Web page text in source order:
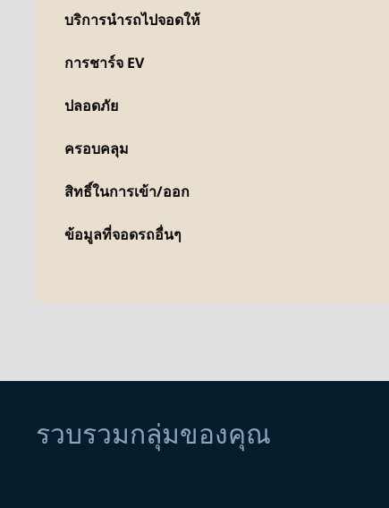
บริการนำรถไปจอดให้
การชาร์จ EV
ปลอดภัย
ครอบคลุม
สิทธิ์ในการเข้า/ออก
ข้อมูลที่จอดรถอื่นๆ
รวบรวมกลุ่มของคุณ